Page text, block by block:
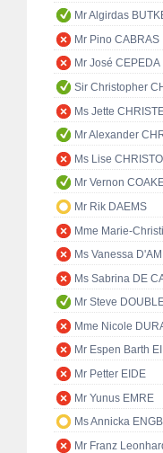
Mr Algirdas
Mr Pino CABRAS
Mr José CEPEDA
Sir Christopher
Ms Jette
Mr Alexander
Ms Lise
Mr Vernon
Mr Rik DAEMS
Mme Marie-
Ms Vanessa
Ms Sabrina DE
Mr Steve
Mme Nicole
Mr Espen Barth
Mr Petter EIDE
Mr Yunus EMRE
Ms Annicka
Mr Franz